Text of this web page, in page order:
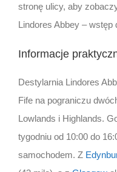
stronę ulicy, aby
Lindores Abbey – wstęp
Informacje
Destylarnia Lindores
Fife na pograniczu
Lowlands i Highlands.
tygodniu od 10:00 do
samochodem. Z